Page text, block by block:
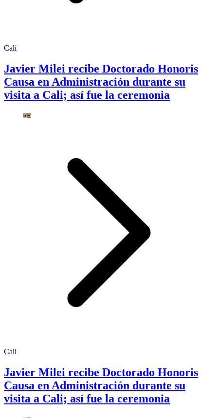
Cali
Javier Milei recibe Doctorado Honoris
Causa en Administración durante su
visita a Cali; así fue la ceremonia
Cali
Javier Milei recibe Doctorado Honoris
Causa en Administración durante su
visita a Cali; así fue la ceremonia